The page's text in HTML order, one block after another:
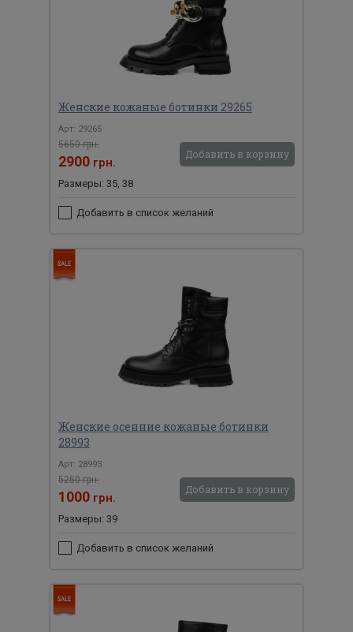
Женские кожаные ботинки 29265
Арт: 29265
5650 грн.
2900 грн.
Добавить в корзину
Размеры: 35, 38
Добавить в список желаний
Женские осенние кожаные ботинки
28993
Арт: 28993
5250 грн.
1000 грн.
Добавить в корзину
Размеры: 39
Добавить в список желаний